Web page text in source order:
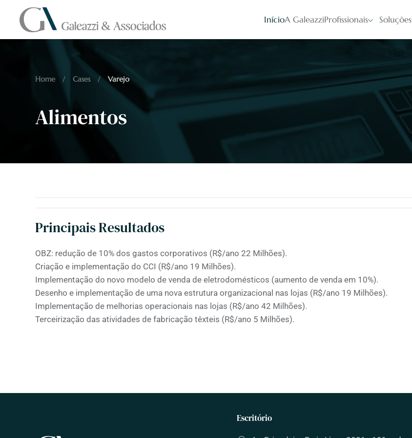
Skip to main content InícioA GaleazziProfissionais Soluções
Home Cases Varejo
Alimentos
Principais Resultados
OBZ: redução de 10% dos gastos corporativos (R$/ano 22 Milhões).
Criação e implementação do CCI (R$/ano 19 Milhões).
Implementação do novo modelo de venda de eletrodomésticos (aumento de venda em 10%).
Desenho e implementação de uma nova estrutura organizacional nas lojas (R$/ano 19 Milhões).
Implementação de melhorias operacionais nas lojas (R$/ano 42 Milhões).
Terceirização das atividades de fabricação têxteis (R$/ano 5 Milhões).
Escritório